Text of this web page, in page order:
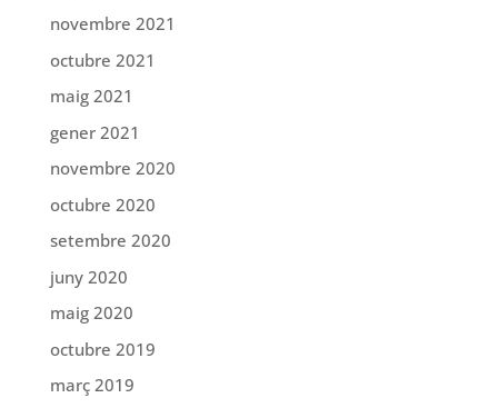
novembre 2021
octubre 2021
maig 2021
gener 2021
novembre 2020
octubre 2020
setembre 2020
juny 2020
maig 2020
octubre 2019
març 2019